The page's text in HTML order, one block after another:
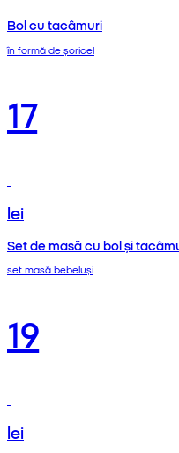
Bol cu tacâmuri
în formă de șoricel
17
lei
Set de masă cu bol și
set masă bebeluși
19
lei